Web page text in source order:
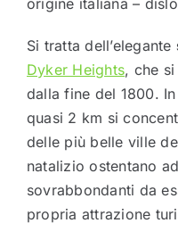
origine italiana –
Si tratta dell’elegante
Dyker Heights, che
dalla fine del 1800.
quasi 2 km si
delle più belle ville
natalizio ostentano
sovrabbondanti da
propria attrazione